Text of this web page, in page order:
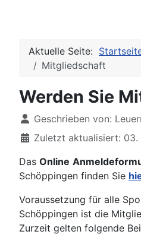
Aktuelle Seite:
Mitgliedschaft
Werden Sie
DetailsGeschrieben von:
Zuletzt aktualisiert: 03.
Das Online
Schöppingen finden Sie
Voraussetzung für alle
Schöppingen ist die
Zurzeit gelten folgende